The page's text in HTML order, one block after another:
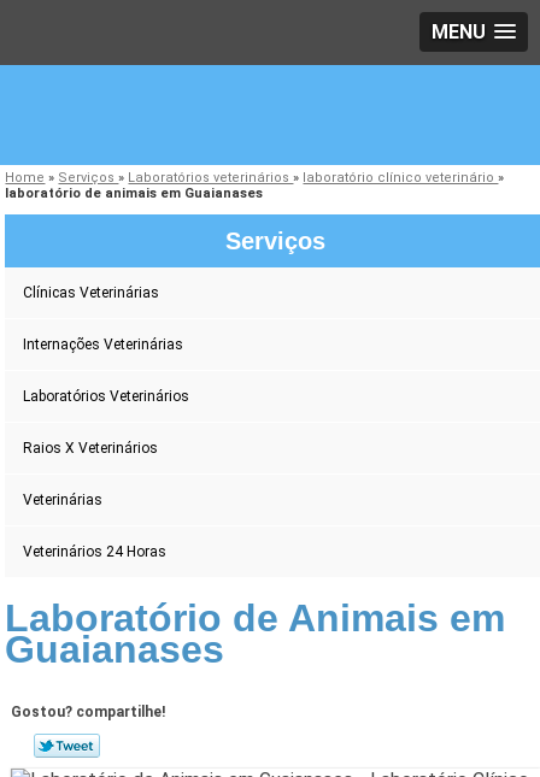
MENU
Home » Serviços» Laboratórios veterinários» laboratório clínico veterinário»
laboratório de animais em Guaianases
Serviços
Clínicas Veterinárias
Internações Veterinárias
Laboratórios Veterinários
Raios X Veterinários
Veterinárias
Veterinários 24 Horas
Laboratório de Animais em
Guaianases
Gostou? compartilhe!